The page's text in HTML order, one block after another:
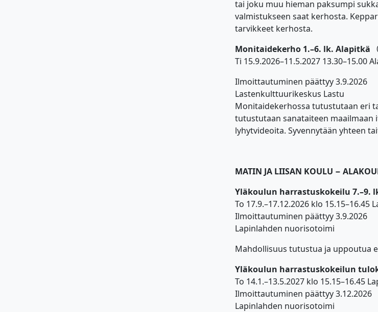
tai joku muu hieman paksumpi
valmistukseen saat kerhosta.
tarvikkeet kerhosta.
Monitaidekerho 1.–6. lk. Alapitkä
Ti 15.9.2026–11.5.2027 13.30–15.00
Ilmoittautuminen päättyy 3.9.2026
Lastenkulttuurikeskus Lastu
Monitaidekerhossa tutustutaan eri
tutustutaan sanataiteen maailmaan
lyhytvideoita. Syvennytään yhteen
MATIN JA LIISAN KOULU −
Yläkoulun harrastuskokeilu 7.–9.
To 17.9.–17.12.2026 klo
Ilmoittautuminen päättyy 3.9.2026
Lapinlahden nuorisotoimi
Mahdollisuus tutustua ja uppoutua
Yläkoulun harrastuskokeilun
To 14.1.–13.5.2027 klo 15.15–16.45
Ilmoittautuminen päättyy 3.12.2026
Lapinlahden nuorisotoimi